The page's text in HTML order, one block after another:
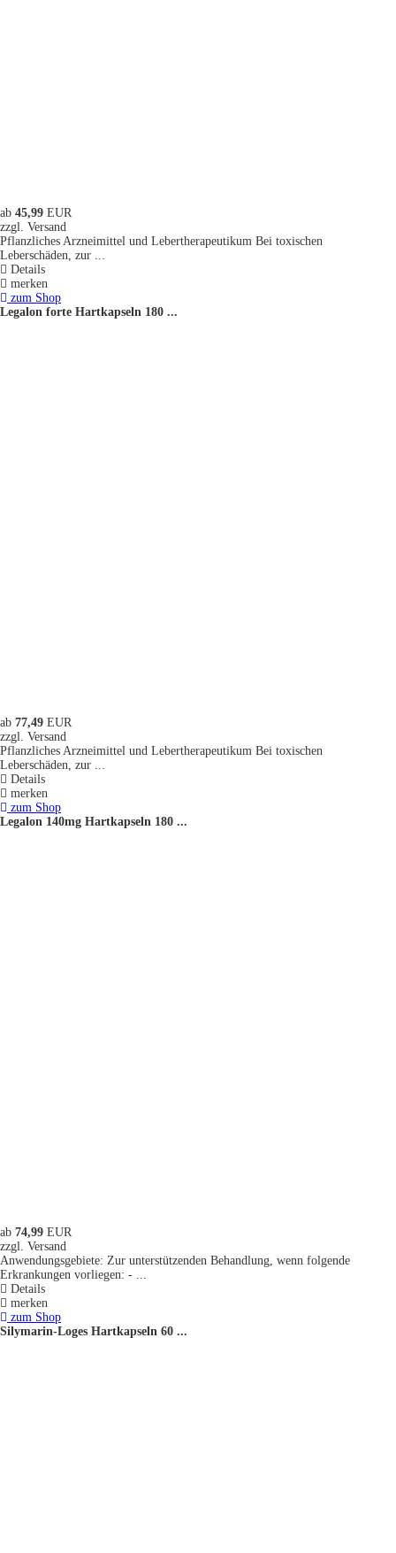
ab 45,99 EUR
zzgl. Versand
Pflanzliches Arzneimittel und Lebertherapeutikum Bei toxischen
Leberschäden, zur ...
Details
merken
zum Shop
Legalon forte Hartkapseln 180 ...
ab 77,49 EUR
zzgl. Versand
Pflanzliches Arzneimittel und Lebertherapeutikum Bei toxischen
Leberschäden, zur ...
Details
merken
zum Shop
Legalon 140mg Hartkapseln 180 ...
ab 74,99 EUR
zzgl. Versand
Anwendungsgebiete: Zur unterstützenden Behandlung, wenn folgende
Erkrankungen vorliegen: - ...
Details
merken
zum Shop
Silymarin-Loges Hartkapseln 60 ...